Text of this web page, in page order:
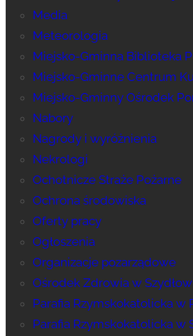
Media
Meteorologia
Miejsko-Gminna Biblioteka
Miejsko-Gminne Centrum
Miejsko-Gminny Ośrodek
Nabory
Nagrody i wyróżnienia
Nekrologi
Ochotnicze Straże Pożarne
Ochrona środowiska
Oferty pracy
Ogłoszenia
Organizacje pozarządowe
Ośrodek Zdrowia w
Parafia Rzymskokatolicka w
Parafia Rzymskokatolicka w